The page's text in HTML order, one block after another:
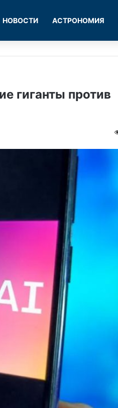
НОВОСТИ АСТРОНОМИЯ
гиганты против